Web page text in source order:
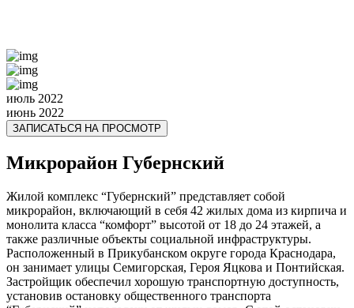
июль 2022
июнь 2022
ЗАПИСАТЬСЯ НА ПРОСМОТР
Микрорайон Губернский
Жилой комплекс “Губернский” представляет собой
микрорайон, включающий в себя 42 жилых дома из кирпича и
монолита класса “комфорт” высотой от 18 до 24 этажей, а
также различные объекты социальной инфраструктуры.
Расположенный в Прикубанском округе города Краснодара,
он занимает улицы Семигорская, Героя Яцкова и Понтийская.
Застройщик обеспечил хорошую транспортную доступность,
установив остановку общественного транспорта